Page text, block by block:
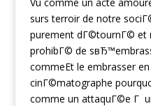
surs terroir de notre
purement dГ©tournГ© et
prohibГ© de
commeEt le embrasser
cinГ©matographe
comme un attaquГ©e Г